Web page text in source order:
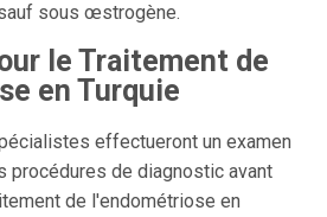
sous œstrogène.
le Traitement de
en Turquie
effectueront un examen
procédures de diagnostic avant
de l'endométriose en